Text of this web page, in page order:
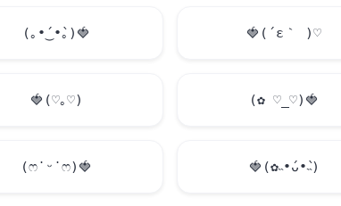
(｡•́‿•̀｡) 🍓 🍓 (´ε｀ )♡
🍓 (♡｡♡) (✿ ♡_♡) 🍓
(ෆ˙ᵕ˙ෆ) 🍓 🍓 (✿˵•́ᴗ•̀˵)